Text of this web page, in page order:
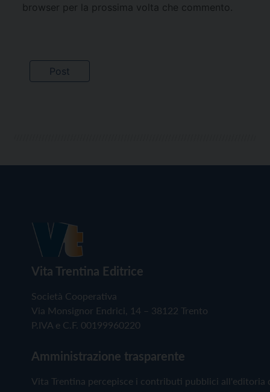
browser per la prossima volta che commento.
Vita Trentina Editrice
Società Cooperativa
Via Monsignor Endrici, 14 – 38122 Trento
P.IVA e C.F. 00199960220
Amministrazione trasparente
Vita Trentina percepisce i contributi pubblici all'editoria